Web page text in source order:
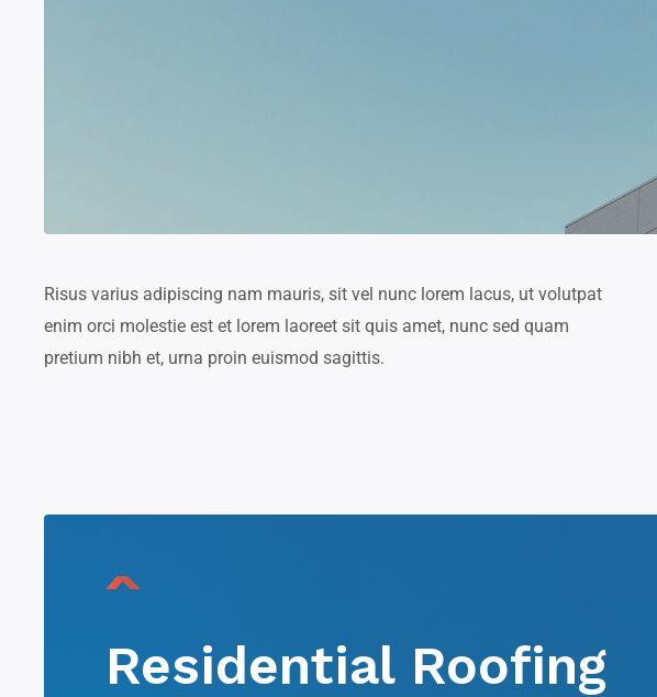
Risus varius adipiscing nam mauris, sit vel nunc lorem lacus, ut volutpat
enim orci molestie est et lorem laoreet sit quis amet, nunc sed quam
pretium nibh et, urna proin euismod sagittis.
Residential Roofing